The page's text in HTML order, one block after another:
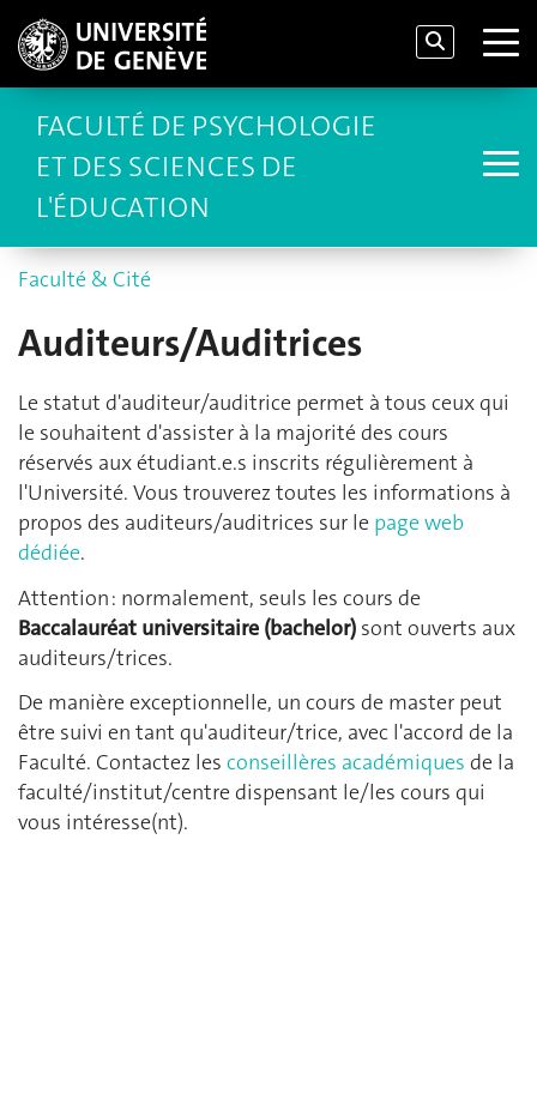
FACULTÉ DE PSYCHOLOGIE
ET DES SCIENCES DE
L'ÉDUCATION
Faculté & Cité
Auditeurs/Auditrices
Le statut d'auditeur/auditrice permet à tous ceux qui
le souhaitent d'assister à la majorité des cours
réservés aux étudiant.e.s inscrits régulièrement à
l'Université. Vous trouverez toutes les informations à
propos des auditeurs/auditrices sur le page web
dédiée.
Attention : normalement, seuls les cours de
Baccalauréat universitaire (bachelor) sont ouverts aux
auditeurs/trices.
De manière exceptionnelle, un cours de master peut
être suivi en tant qu'auditeur/trice, avec l'accord de la
Faculté. Contactez les conseillères académiques de la
faculté/institut/centre dispensant le/les cours qui
vous intéresse(nt).